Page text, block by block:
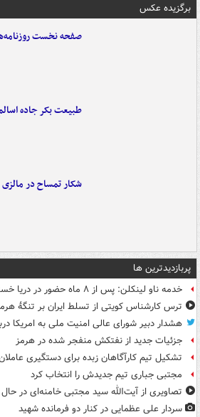
برگزیده عکس
صفحه نخست روزنامه‌های
طبیعت بکر جاده
شکار تمساح در مالزی
پربازدیدترین ها
خدمه ناو لینکلن: پس از ۸ ماه حضور در دریا خسته و درمانده‌ شدیم
ترس کارشناس کویتی از تسلط ایران بر تنگۀ
هشدار دبیر شورای عالی امنیت ملی به امریکا
جزئیات جدید از نفتکش منفجر شده در هرمز
تشکیل تیم کارآگاهان زبده برای دستگیری
مجتبی جباری تیم جدیدش را انتخاب کرد
تصاویری از آیت‌الله سید مجتبی خامنه‌ای در
سردار علی عظمایی در کنار دو فرمانده شهید